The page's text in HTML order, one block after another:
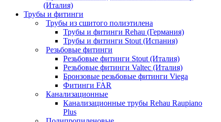
(Италия)
Трубы и фитинги
Трубы из сшитого полиэтилена
Трубы и фитинги Rehau (Германия)
Трубы и фитинги Stout (Испания)
Резьбовые фитинги
Резьбовые фитинги Stout (Италия)
Резьбовые фитинги Valtec (Италия)
Бронзовые резьбовые фитинги Viega
Фитинги FAR
Канализационные
Канализационные трубы Rehau Raupiano
Plus